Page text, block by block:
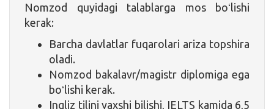
Nomzod quyidagi talablarga mos boʻlishi
kerak:
Barcha davlatlar fuqarolari ariza topshira
oladi.
Nomzod bakalavr/magistr diplomiga ega
boʻlishi kerak.
Ingliz tilini yaxshi bilishi, IELTS kamida 6,5